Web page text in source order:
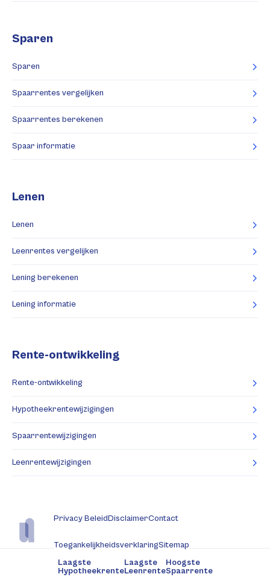
Sparen
Sparen
Spaarrentes vergelijken
Spaarrentes berekenen
Spaar informatie
Lenen
Lenen
Leenrentes vergelijken
Lening berekenen
Lening informatie
Rente-ontwikkeling
Rente-ontwikkeling
Hypotheekrentewijzigingen
Spaarrentewijzigingen
Leenrentewijzigingen
Privacy BeleidDisclaimerContact
ToegankelijkheidsverklaringSitemap
Laagste
Hypotheekrente
Laagste
Leenrente
Hoogste
Spaarrente